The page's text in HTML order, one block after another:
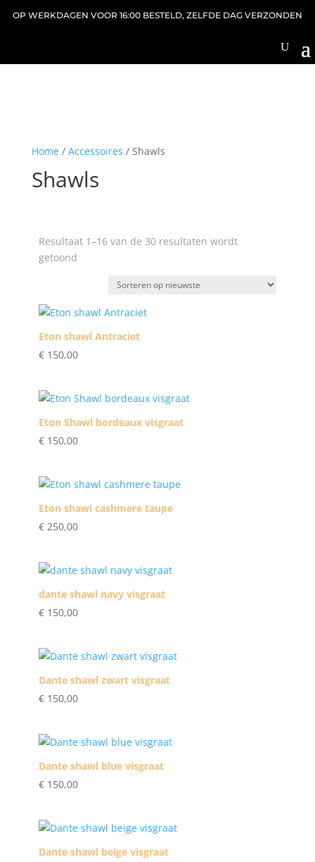
OP WERKDAGEN VOOR 16:00 BESTELD, ZELFDE DAG VERZONDEN
Home/ Accessoires / Shawls
Shawls
Resultaat 1–16 van de 30 resultaten wordt
getoondGesorteerd
nieuwste
Eton shawl Antraciet
€150,00
Eton Shawl bordeaux visgraat
€150,00
Eton shawl cashmere taupe
€250,00
dante shawl navy visgraat
€150,00
Dante shawl zwart visgraat
€150,00
Dante shawl blue visgraat
€150,00
Dante shawl beige visgraat